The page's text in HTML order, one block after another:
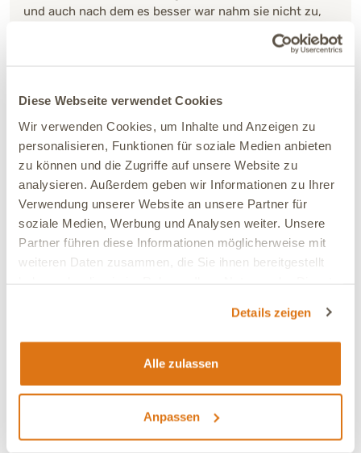
Diese Webseite verwendet Cookies
Wir verwenden Cookies, um Inhalte und Anzeigen zu
personalisieren, Funktionen für soziale Medien anbieten
zu können und die Zugriffe auf unsere Website zu
analysieren. Außerdem geben wir Informationen zu Ihrer
Verwendung unserer Website an unsere Partner für
soziale Medien, Werbung und Analysen weiter. Unsere
Partner führen diese Informationen möglicherweise mit
weiteren Daten zusammen, die Sie ihnen bereitgestellt
Details zeigen
Alle zulassen
Anpassen
und auch nach dem es besser war nahm sie nicht zu,
Ja, ich empfehle dieses Produkt
03.08.2026
Stefanie
Verifiziert
Wird gut vertragen und gerne gefressen.
Verträglichkeit:
Sehr gut
Mein Hundeschatz hat einen sehr empfindlichen Darm.
Intesto hilft ihm ungemein. Kein Durchfall, kein
Erbrechen mehr. Es ist das erste Futter, das er ständig
gerne frisst. Vorher war es eine Wechselei weil er alles
nach einer Zeit nicht mehr wollte. Ich bin euch sehr